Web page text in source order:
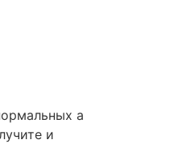
а
и